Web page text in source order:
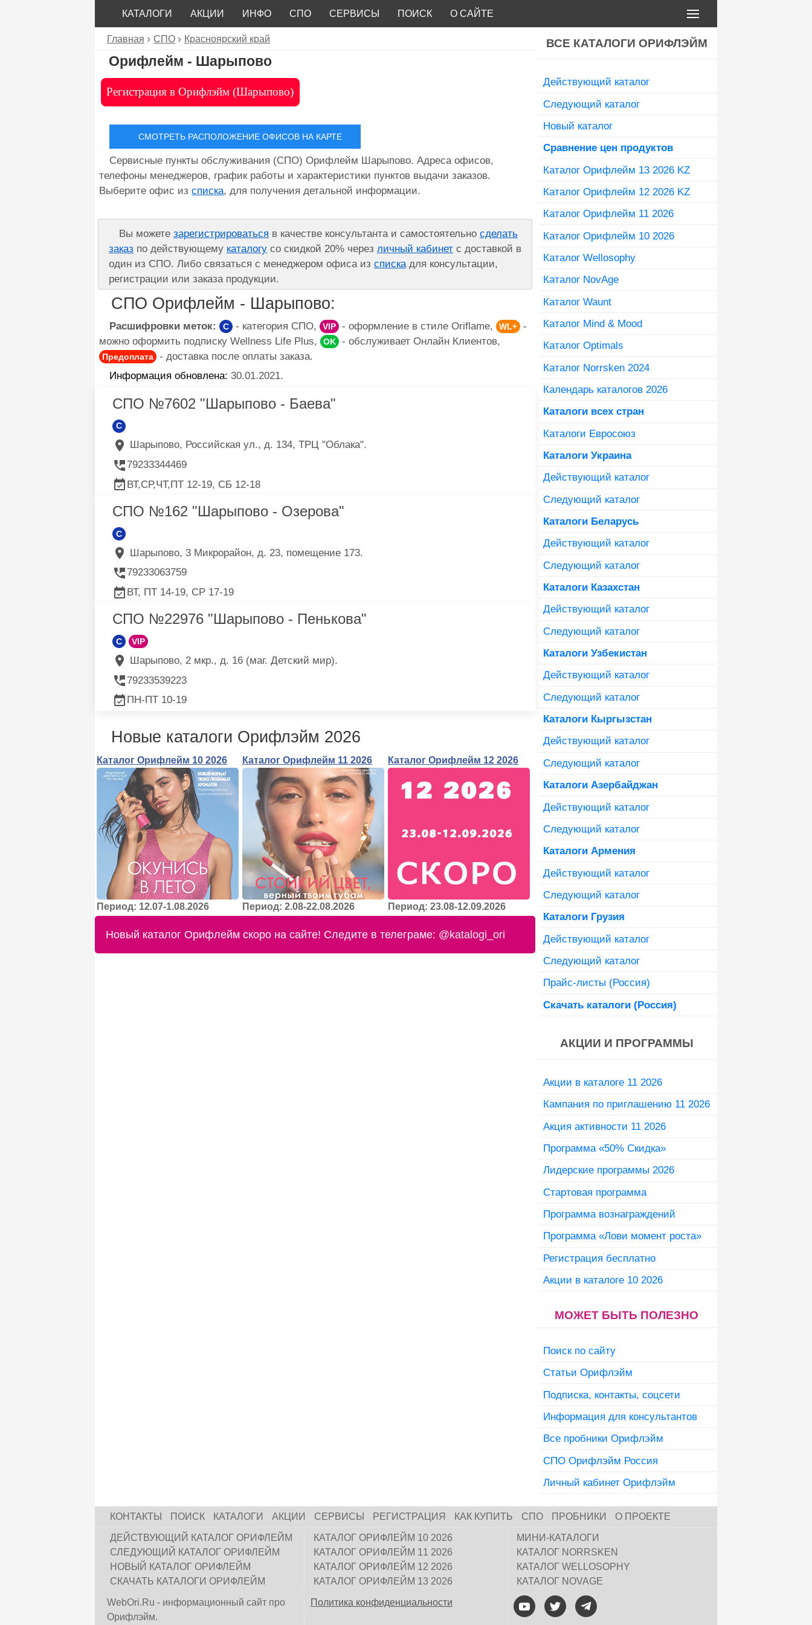
КАТАЛОГИ АКЦИИ ИНФО СПО СЕРВИСЫ ПОИСК О САЙТЕ
Главная СПО Красноярский край
Орифлейм - Шарыпово
Регистрация в Орифлэйм (Шарыпово)
СМОТРЕТЬ РАСПОЛОЖЕНИЕ ОФИСОВ НА КАРТЕ
Сервисные пункты обслуживания (СПО) Орифлейм Шарыпово. Адреса офисов,
телефоны менеджеров, график работы и характеристики пунктов выдачи заказов.
Выберите офис изсписка, для получения детальной информации.
Вы можете зарегистрироваться в качестве консультанта и самостоятельно сделать
заказ по действующему каталогу со скидкой 20% черезличный кабинет с доставкой в
один из СПО. Либо связаться с менеджером офиса изспискадля консультации,
регистрации или заказа продукции.
СПО Орифлейм - Шарыпово:
Расшифровки меток: C - категория СПО, VIP - оформление в стиле Oriflame, WL+
-
можно оформить подписку Wellness Life Plus, OK - обслуживает Онлайн Клиентов,
Предоплата
- доставка после оплаты заказа.
Информация обновлена: 30.01.2021.
СПО №7602 "Шарыпово - Баева"
C
Шарыпово, Российская ул., д. 134, ТРЦ "Облака".
79233344469
ВТ,СР,ЧТ,ПТ 12-19, СБ 12-18
СПО №162 "Шарыпово - Озерова"
C
Шарыпово, 3 Микрорайон, д. 23, помещение 173.
79233063759
ВТ, ПТ 14-19, СР 17-19
СПО №22976 "Шарыпово - Пенькова"
C VIP
Шарыпово, 2 мкр., д. 16 (маг. Детский мир).
79233539223
ПН-ПТ 10-19
Новые каталоги Орифлэйм 2026
Каталог Орифлейм 10 2026
Период: 12.07-1.08.2026
Каталог Орифлейм 11 2026
Период: 2.08-22.08.2026
Каталог Орифлейм 12 2026
Период: 23.08-12.09.2026
Новый каталог Орифлейм скоро на сайте! Следите в телеграме: @katalogi_ori
ВСЕ КАТАЛОГИ ОРИФЛЭЙМ
Действующий каталог
Следующий каталог
Новый каталог
Сравнение цен продуктов
Каталог Орифлейм 13 2026 KZ
Каталог Орифлейм 12 2026 KZ
Каталог Орифлейм 11 2026
Каталог Орифлейм 10 2026
Каталог Wellosophy
Каталог NovAge
Каталог Waunt
Каталог Mind & Mood
Каталог Optimals
Каталог Norrsken 2024
Календарь каталогов 2026
Каталоги всех стран
Каталоги Евросоюз
Каталоги Украина
Действующий каталог
Следующий каталог
Каталоги Беларусь
Действующий каталог
Следующий каталог
Каталоги Казахстан
Действующий каталог
Следующий каталог
Каталоги Узбекистан
Действующий каталог
Следующий каталог
Каталоги Кыргызстан
Действующий каталог
Следующий каталог
Каталоги Азербайджан
Действующий каталог
Следующий каталог
Каталоги Армения
Действующий каталог
Следующий каталог
Каталоги Грузия
Действующий каталог
Следующий каталог
Прайс-листы (Россия)
Скачать каталоги (Россия)
АКЦИИ И ПРОГРАММЫ
Акции в каталоге 11 2026
Кампания по приглашению 11 2026
Акция активности 11 2026
Программа «50% Скидка»
Лидерские программы 2026
Стартовая программа
Программа вознаграждений
Программа «Лови момент роста»
Регистрация бесплатно
Акции в каталоге 10 2026
МОЖЕТ БЫТЬ ПОЛЕЗНО
Поиск по сайту
Статьи Орифлэйм
Подписка, контакты, соцсети
Информация для консультантов
Все пробники Орифлэйм
СПО Орифлэйм Россия
Личный кабинет Орифлэйм
КОНТАКТЫ ПОИСК КАТАЛОГИ АКЦИИ СЕРВИСЫ РЕГИСТРАЦИЯ КАК КУПИТЬ СПО ПРОБНИКИ О ПРОЕКТЕ
ДЕЙСТВУЮЩИЙ КАТАЛОГ ОРИФЛЕЙМ
СЛЕДУЮЩИЙ КАТАЛОГ ОРИФЛЕЙМ
НОВЫЙ КАТАЛОГ ОРИФЛЕЙМ
СКАЧАТЬ КАТАЛОГИ ОРИФЛЕЙМ
КАТАЛОГ ОРИФЛЕЙМ 10 2026
КАТАЛОГ ОРИФЛЕЙМ 11 2026
КАТАЛОГ ОРИФЛЕЙМ 12 2026
КАТАЛОГ ОРИФЛЕЙМ 13 2026
МИНИ-КАТАЛОГИ
КАТАЛОГ NORRSKEN
КАТАЛОГ WELLOSOPHY
КАТАЛОГ NOVAGE
WebOri.Ru - информационный сайт про
Орифлэйм.
Политика конфиденциальности